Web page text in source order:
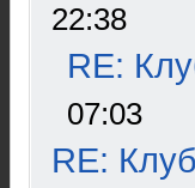
22:38
RE:
07:03
RE: